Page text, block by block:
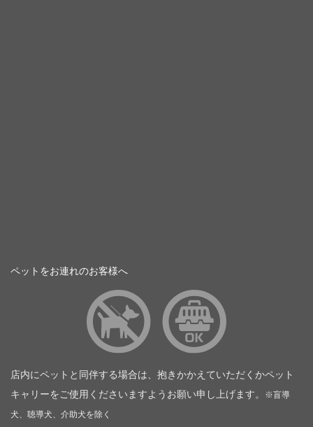
ペットをお連れのお客様へ
店内にペットと同伴する場合は、抱きかかえていただくかペット
キャリーをご使用くださいますようお願い申し上げます。
※盲導
犬、聴導犬、介助犬を除く